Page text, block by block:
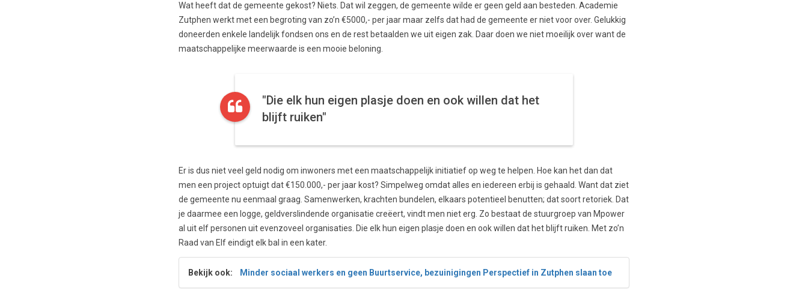
Wat heeft dat de gemeente gekost? Niets. Dat wil zeggen, de gemeente wilde er geen geld aan besteden. Academie
Zutphen werkt met een begroting van zo’n €5000,- per jaar maar zelfs dat had de gemeente er niet voor over. Gelukkig
doneerden enkele landelijk fondsen ons en de rest betaalden we uit eigen zak. Daar doen we niet moeilijk over want de
maatschappelijke meerwaarde is een mooie beloning.
"Die elk hun eigen plasje doen en ook willen dat het
blijft ruiken"
Er is dus niet veel geld nodig om inwoners met een maatschappelijk initiatief op weg te helpen. Hoe kan het dan dat
men een project optuigt dat €150.000,- per jaar kost? Simpelweg omdat alles en iedereen erbij is gehaald. Want dat ziet
de gemeente nu eenmaal graag. Samenwerken, krachten bundelen, elkaars potentieel benutten; dat soort retoriek. Dat
je daarmee een logge, geldverslindende organisatie creëert, vindt men niet erg. Zo bestaat de stuurgroep van Mpower
al uit elf personen uit evenzoveel organisaties. Die elk hun eigen plasje doen en ook willen dat het blijft ruiken. Met zo’n
Raad van Elf eindigt elk bal in een kater.
Bekijk ook: Minder sociaal werkers en geen Buurtservice, bezuinigingen Perspectief in Zutphen slaan toe